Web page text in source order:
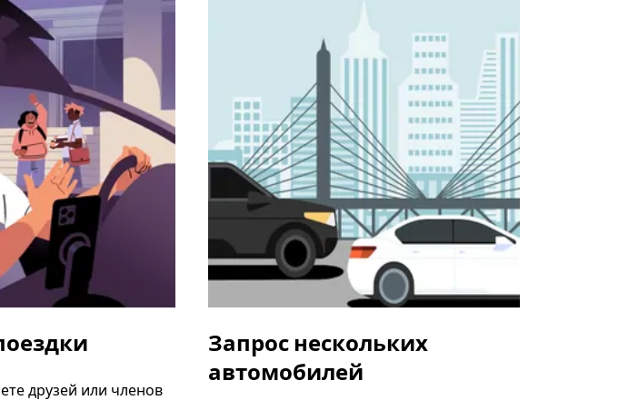
друзей или членов
Запрос нескольких
автомобилей